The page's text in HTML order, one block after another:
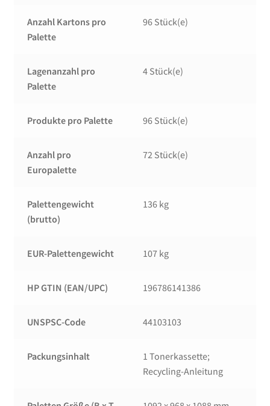
Anzahl Kartons pro
Palette
96 Stück(e)
Lagenanzahl pro
Palette
4 Stück(e)
Produkte pro Palette 96 Stück(e)
Anzahl pro
Europalette
72 Stück(e)
Palettengewicht
(brutto)
136 kg
EUR-Palettengewicht 107 kg
HP GTIN (EAN/UPC) 196786141386
UNSPSC-Code 44103103
Packungsinhalt
1 Tonerkassette;
Recycling-Anleitung